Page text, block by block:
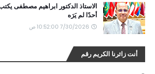
الاستاذ الدكتور ابراهيم مصطفى
أحدًا لم يَرَه
7/30/2026 10:52:00 ص
أنت زائرنا الكريم رقم